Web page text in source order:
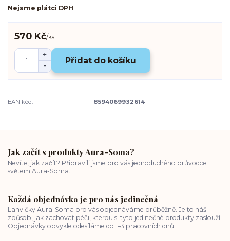
Nejsme plátci DPH
570 Kč/ks
Přidat do košíku
EAN kód: 8594069932614
Jak začít s produkty Aura-Soma?
Nevíte, jak začít? Připravili jsme pro vás jednoduchého průvodce
světem Aura-Soma.
Každá objednávka je pro nás jedinečná
Lahvičky Aura-Soma pro vás objednáváme průběžně. Je to náš
způsob, jak zachovat péči, kterou si tyto jedinečné produkty zaslouží.
Objednávky obvykle odesíláme do 1–3 pracovních dnů.